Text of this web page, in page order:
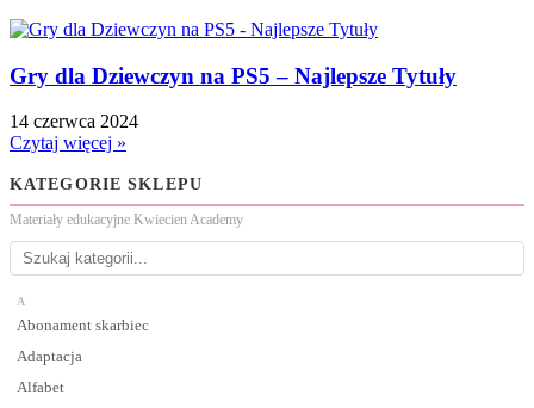
Gry dla Dziewczyn na PS5 – Najlepsze Tytuły
14 czerwca 2024
Czytaj więcej »
KATEGORIE SKLEPU
Materiały edukacyjne Kwiecien Academy
A
Abonament skarbiec
Adaptacja
Alfabet